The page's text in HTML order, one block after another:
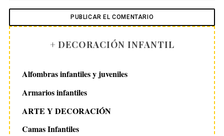
+ DECORACIÓN INFANTIL
Alfombras infantiles y juveniles
Armarios infantiles
ARTE Y DECORACIÓN
Camas Infantiles